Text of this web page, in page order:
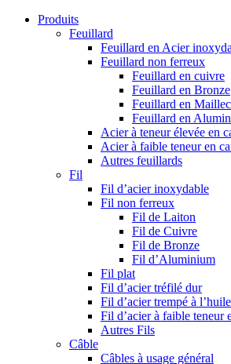
Produits
Feuillard
Feuillard en Acier
Feuillard non ferreux
Feuillard en cuivre
Feuillard en Bronze
Feuillard en
Feuillard en
Acier à teneur élevée en
Acier à faible teneur en
Autres feuillards
Fil
Fil d’acier inoxydable
Fil non ferreux
Fil de Laiton
Fil de Cuivre
Fil de Bronze
Fil d’Aluminium
Fil plat
Fil d’acier tréfilé dur
Fil d’acier trempé à l’huile
Fil d’acier à faible teneur
Autres Fils
Câble
Câbles à usage général